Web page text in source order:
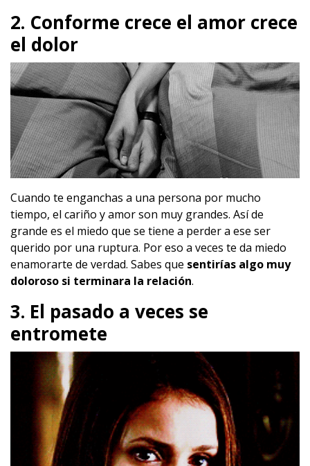
2. Conforme crece el amor crece
el dolor
Cuando te enganchas a una persona por mucho
tiempo, el cariño y amor son muy grandes. Así de
grande es el miedo que se tiene a perder a ese ser
querido por una ruptura. Por eso a veces te da miedo
enamorarte de verdad. Sabes que sentirías algo muy
doloroso si terminara la relación.
3. El pasado a veces se
entromete